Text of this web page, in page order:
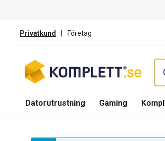
Privatkund | Företag
Datorutrustning Gaming